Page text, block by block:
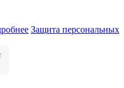
Защита персональных